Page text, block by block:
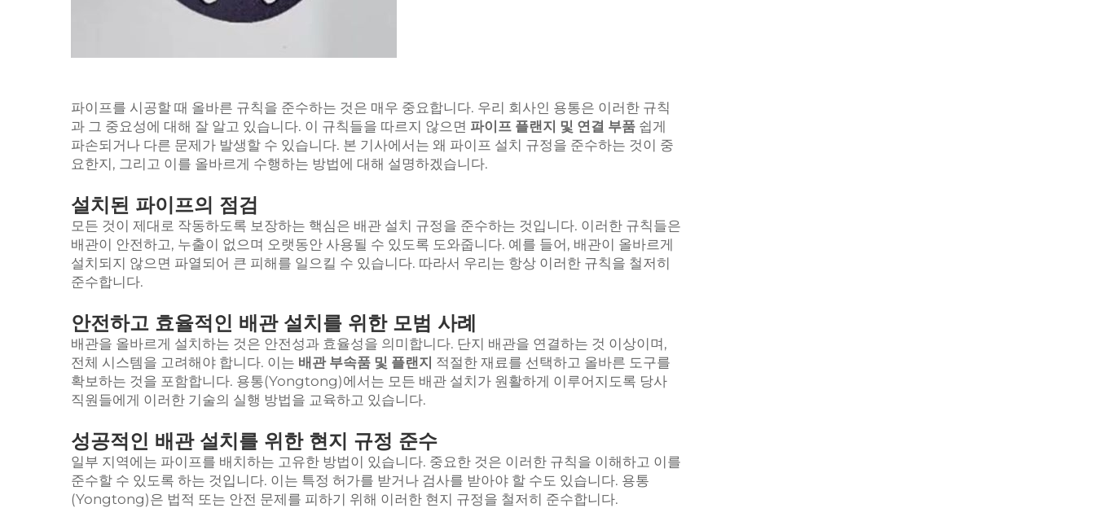
파이프를 시공할 때 올바른 규칙을 준수하는 것은 매우 중요합니다. 우리 회사인 용통은 이러한 규칙
과 그 중요성에 대해 잘 알고 있습니다. 이 규칙들을 따르지 않으면 파이프 플랜지 및 연결 부품 쉽게
파손되거나 다른 문제가 발생할 수 있습니다. 본 기사에서는 왜 파이프 설치 규정을 준수하는 것이 중
요한지, 그리고 이를 올바르게 수행하는 방법에 대해 설명하겠습니다.
설치된 파이프의 점검
모든 것이 제대로 작동하도록 보장하는 핵심은 배관 설치 규정을 준수하는 것입니다. 이러한 규칙들은
배관이 안전하고, 누출이 없으며 오랫동안 사용될 수 있도록 도와줍니다. 예를 들어, 배관이 올바르게
설치되지 않으면 파열되어 큰 피해를 일으킬 수 있습니다. 따라서 우리는 항상 이러한 규칙을 철저히
준수합니다.
안전하고 효율적인 배관 설치를 위한 모범 사례
배관을 올바르게 설치하는 것은 안전성과 효율성을 의미합니다. 단지 배관을 연결하는 것 이상이며,
전체 시스템을 고려해야 합니다. 이는 배관 부속품 및 플랜지 적절한 재료를 선택하고 올바른 도구를
확보하는 것을 포함합니다. 용통(Yongtong)에서는 모든 배관 설치가 원활하게 이루어지도록 당사
직원들에게 이러한 기술의 실행 방법을 교육하고 있습니다.
성공적인 배관 설치를 위한 현지 규정 준수
일부 지역에는 파이프를 배치하는 고유한 방법이 있습니다. 중요한 것은 이러한 규칙을 이해하고 이를
준수할 수 있도록 하는 것입니다. 이는 특정 허가를 받거나 검사를 받아야 할 수도 있습니다. 용통
(Yongtong)은 법적 또는 안전 문제를 피하기 위해 이러한 현지 규정을 철저히 준수합니다.